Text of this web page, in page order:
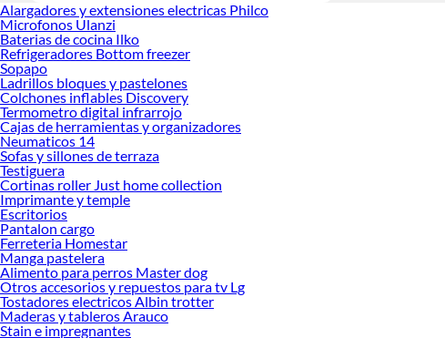
Alargadores y extensiones electricas Philco
Microfonos Ulanzi
Baterias de cocina Ilko
Refrigeradores Bottom freezer
Sopapo
Ladrillos bloques y pastelones
Colchones inflables Discovery
Termometro digital infrarrojo
Cajas de herramientas y organizadores
Neumaticos 14
Sofas y sillones de terraza
Testiguera
Cortinas roller Just home collection
Imprimante y temple
Escritorios
Pantalon cargo
Ferreteria Homestar
Manga pastelera
Alimento para perros Master dog
Otros accesorios y repuestos para tv Lg
Tostadores electricos Albin trotter
Maderas y tableros Arauco
Stain e impregnantes